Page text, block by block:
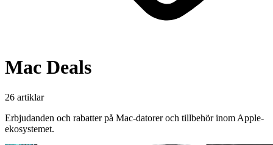
Mac Deals
26 artiklar
Erbjudanden och rabatter på Mac-datorer och tillbehör inom Apple-
ekosystemet.